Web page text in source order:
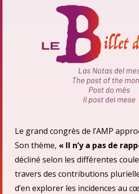
Le grand congrès de l’AMP
Son thème, « Il n’y a pas de
décliné selon les différentes
travers des contributions
d’en explorer les incidences au